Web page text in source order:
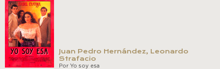
Juan Pedro Hernández, Leonardo
Strafacio
Por Yo soy esa